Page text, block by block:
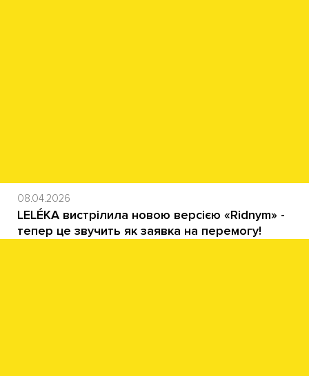
08.04.2026
LELÉKA вистрілила новою версією «Ridnym» -
тепер це звучить як заявка на перемогу!